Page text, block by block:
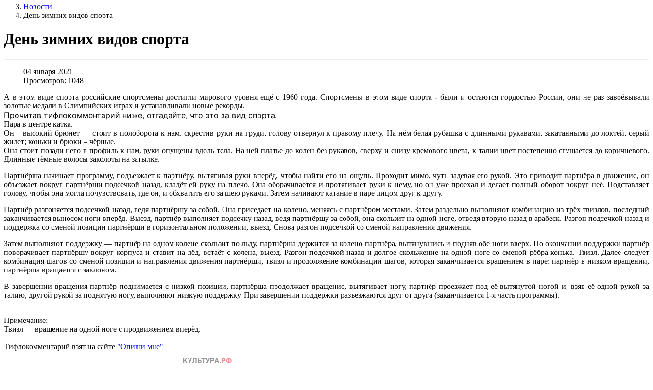
Новости
День зимних видов спорта
День зимних видов спорта
04 января 2021
Просмотров: 1048
А в этом виде спорта российские спортсмены достигли мирового уровня ещё с 1960 года. Спортсмены в этом виде спорта - были и остаются гордостью России, они не раз завоёвывали
золотые медали в Олимпийских играх и устанавливали новые рекорды.
Прочитав тифлокомментарий ниже, отгадайте, что это за вид спорта.
Пара в центре катка.
Он – высокий брюнет — стоит в полоборота к нам, скрестив руки на груди, голову отвернул к правому плечу. На нём белая рубашка с длинными рукавами, закатанными до локтей, серый
жилет; коньки и брюки – чёрные.
Она стоит позади него в профиль к нам, руки опущены вдоль тела. На ней платье до колен без рукавов, сверху и снизу кремового цвета, к талии цвет постепенно сгущается до коричневого.
Длинные тёмные волосы заколоты на затылке.
Партнёрша начинает программу, подъезжает к партнёру, вытягивая руки вперёд, чтобы найти его на ощупь. Проходит мимо, чуть задевая его рукой. Это приводит партнёра в движение, он
объезжает вокруг партнёрши подсечкой назад, кладёт ей руку на плечо. Она оборачивается и протягивает руки к нему, но он уже проехал и делает полный оборот вокруг неё. Подставляет
голову, чтобы она могла почувствовать, где он, и обхватить его за шею руками. Затем начинают катание в паре лицом друг к другу.
Партнёр разгоняется подсечкой назад, ведя партнёршу за собой. Она приседает на колено, меняясь с партнёром местами. Затем раздельно выполняют комбинацию из трёх твизлов, последний
заканчивается выносом ноги вперёд. Выезд, партнёр выполняет подсечку назад, ведя партнёршу за собой, она скользит на одной ноге, отведя вторую назад в арабеск. Разгон подсечкой назад и
поддержка со сменой позиции партнёрши в горизонтальном положении, выезд. Снова разгон подсечкой со сменой направления движения.
Затем выполняют поддержку — партнёр на одном колене скользит по льду, партнёрша держится за колено партнёра, вытянувшись и подняв обе ноги вверх. По окончании поддержки партнёр
поворачивает партнёршу вокруг корпуса и ставит на лёд, встаёт с колена, выезд. Разгон подсечкой назад и долгое скольжение на одной ноге со сменой рёбра конька. Твизл. Далее следует
комбинация шагов со сменой позиции и направления движения партнёрши, твизл и продолжение комбинации шагов, которая заканчивается вращением в паре: партнёр в низком вращении,
партнёрша вращается с заклоном.
В завершении вращения партнёр поднимается с низкой позиции, партнёрша продолжает вращение, вытягивает ногу, партнёр проезжает под её вытянутой ногой и, взяв её одной рукой за
талию, другой рукой за поднятую ногу, выполняют низкую поддержку. При завершении поддержки разъезжаются друг от друга (заканчивается 1-я часть программы).
Примечание:
Твизл — вращение на одной ноге с продвижением вперёд.
Тифлокомментарий взят на сайте "Опиши мне"